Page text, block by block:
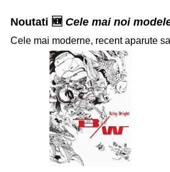
Noutati 🆕 Cele mai noi
Cele mai moderne, recent aparute
32